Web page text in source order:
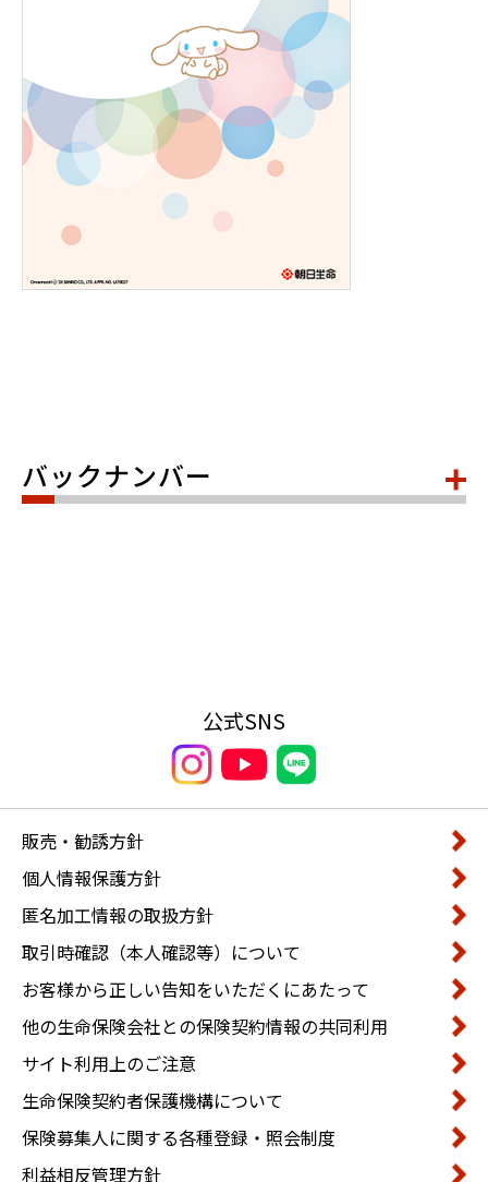
バックナンバー
公式SNS
販売・勧誘方針
個人情報保護方針
匿名加工情報の取扱方針
取引時確認（本人確認等）について
お客様から正しい告知をいただくにあたって
他の生命保険会社との保険契約情報の共同利用
サイト利用上のご注意
生命保険契約者保護機構について
保険募集人に関する各種登録・照会制度
利益相反管理方針